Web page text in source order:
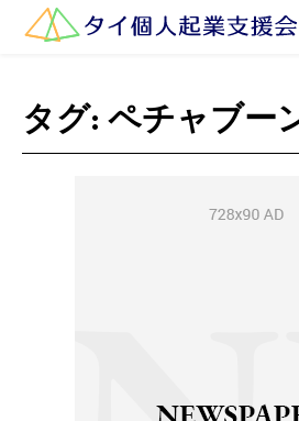
タグ: ペチャブー